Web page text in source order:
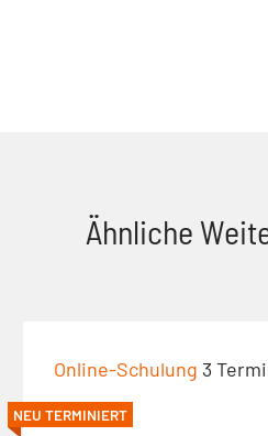
Ähnliche
Online-Schulung 3
NEU TERMINIERT